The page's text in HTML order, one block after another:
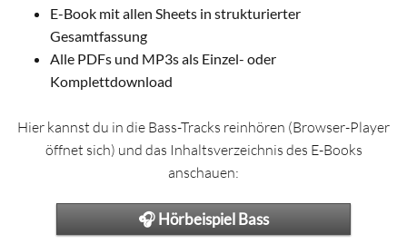
E-Book mit allen Sheets in strukturierter
Gesamtfassung
Alle PDFs und MP3s als Einzel- oder
Komplettdownload
Hier kannst du in die Bass-Tracks reinhören (Browser-Player
öffnet sich) und das Inhaltsverzeichnis des E-Books
anschauen:
🎧 Hörbeispiel Bass